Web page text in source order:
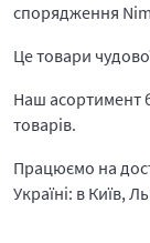
спорядження
Це товари
Наш асортимент
товарів.
Працюємо на
Україні: в Київ,